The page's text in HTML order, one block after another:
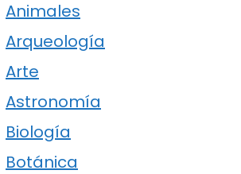
Animales
Arqueología
Arte
Astronomía
Biología
Botánica